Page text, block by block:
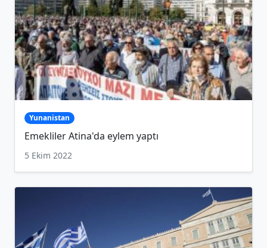
Yunanistan
Emekliler Atina'da eylem yaptı
5 Ekim 2022